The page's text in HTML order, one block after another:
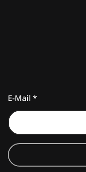
E-Mail *